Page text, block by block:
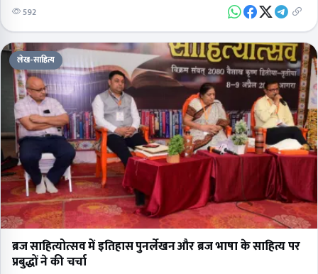
592
लेख-साहित्य
ब्रज साहित्योत्सव में इतिहास पुनर्लेखन और ब्रज भाषा के साहित्य पर
प्रबुद्धों ने की चर्चा